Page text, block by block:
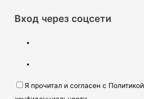
Вход через соцсети
Я прочитал и согласен с Политикой